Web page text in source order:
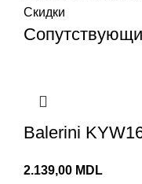
Скидки
Balerini
MDL